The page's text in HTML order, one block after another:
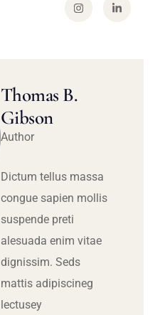
Thomas B.
Gibson
Author
Dictum tellus massa
congue sapien mollis
suspende preti
alesuada enim vitae
dignissim. Seds
mattis adipiscineg
lectusey